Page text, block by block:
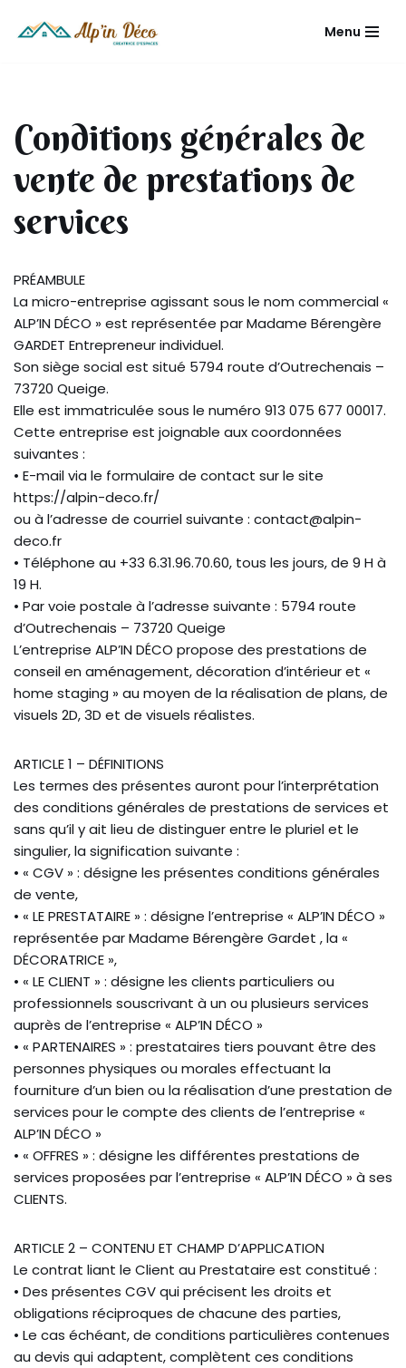
Menu
Conditions générales de
vente de prestations de
services
PRÉAMBULE
La micro-entreprise agissant sous le nom commercial «
ALP’IN DÉCO » est représentée par Madame Bérengère
GARDET Entrepreneur individuel.
Son siège social est situé 5794 route d’Outrechenais –
73720 Queige.
Elle est immatriculée sous le numéro 913 075 677 00017.
Cette entreprise est joignable aux coordonnées
suivantes :
• E-mail via le formulaire de contact sur le site
https://alpin-deco.fr/
ou à l’adresse de courriel suivante : contact@alpin-
deco.fr
• Téléphone au +33 6.31.96.70.60, tous les jours, de 9 H à
19 H.
• Par voie postale à l’adresse suivante : 5794 route
d’Outrechenais – 73720 Queige
L’entreprise ALP’IN DÉCO propose des prestations de
conseil en aménagement, décoration d’intérieur et «
home staging » au moyen de la réalisation de plans, de
visuels 2D, 3D et de visuels réalistes.
ARTICLE 1 – DÉFINITIONS
Les termes des présentes auront pour l’interprétation
des conditions générales de prestations de services et
sans qu’il y ait lieu de distinguer entre le pluriel et le
singulier, la signification suivante :
• « CGV » : désigne les présentes conditions générales
de vente,
• « LE PRESTATAIRE » : désigne l’entreprise « ALP’IN DÉCO »
représentée par Madame Bérengère Gardet , la «
DÉCORATRICE »,
• « LE CLIENT » : désigne les clients particuliers ou
professionnels souscrivant à un ou plusieurs services
auprès de l’entreprise « ALP’IN DÉCO »
• « PARTENAIRES » : prestataires tiers pouvant être des
personnes physiques ou morales effectuant la
fourniture d’un bien ou la réalisation d’une prestation de
services pour le compte des clients de l’entreprise «
ALP’IN DÉCO »
• « OFFRES » : désigne les différentes prestations de
services proposées par l’entreprise « ALP’IN DÉCO » à ses
CLIENTS.
ARTICLE 2 – CONTENU ET CHAMP D’APPLICATION
Le contrat liant le Client au Prestataire est constitué :
• Des présentes CGV qui précisent les droits et
obligations réciproques de chacune des parties,
• Le cas échéant, de conditions particulières contenues
au devis qui adaptent, complètent ces conditions